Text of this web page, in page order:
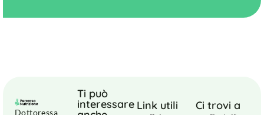
Dottoressa
Ti può
interessare Link utili Ci trovi a